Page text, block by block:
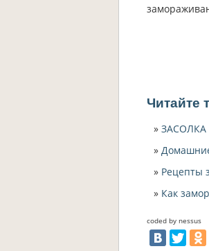
Читайте
Рецепты
Как
coded by nessus